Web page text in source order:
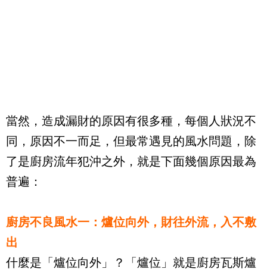
當然，造成漏財的原因有很多種，每個人狀況不
同，原因不一而足，但最常遇見的風水問題，除
了是廚房流年犯沖之外，就是下面幾個原因最為
普遍：
廚房不良風水一：爐位向外，財往外流，入不敷
出
什麼是「爐位向外」？「爐位」就是廚房瓦斯爐